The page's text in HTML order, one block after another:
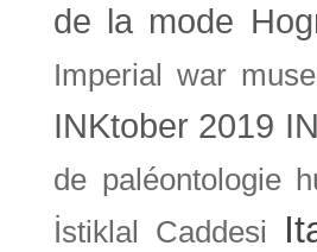
de la mode
Imperial war
INKtober 2019
de paléontologie
İstiklal Caddesi